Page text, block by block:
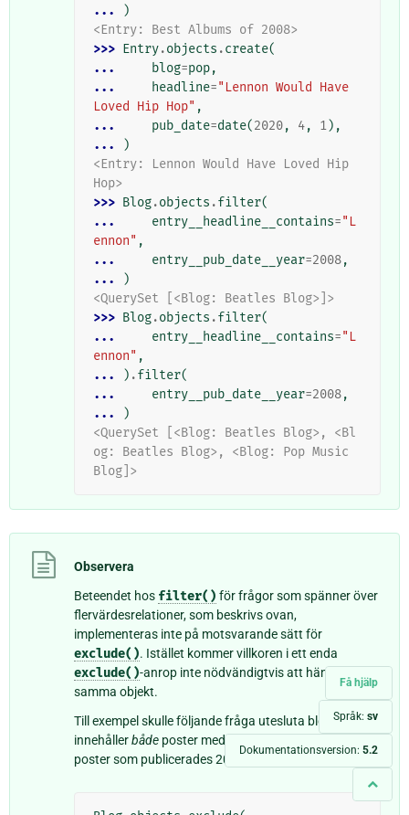
Få hjälp
Språk: sv
Dokumentationsversion: 5.2
...
)
<Entry: Best Albums of 2008>
>>> Entry.objects .create(
...
blog=pop,
...
headline="Lennon Would Have
Loved Hip Hop" ,
...
pub_date=date(2020, 4, 1),
...
)
<Entry: Lennon Would Have Loved Hip
Hop>
>>> Blog.objects .filter(
...
entry__headline__contains="L
ennon" ,
...
entry__pub_date__year=2008,
...
)
<QuerySet [<Blog: Beatles Blog>]>
>>> Blog.objects .filter(
...
entry__headline__contains="L
ennon" ,
...
) .filter(
...
entry__pub_date__year=2008,
...
)
<QuerySet [<Blog: Beatles Blog>, <Bl
og: Beatles Blog>, <Blog: Pop Music
Blog]>
Observera
Beteendet hos filter() för frågor som spänner över
flervärdesrelationer, som beskrivs ovan,
implementeras inte på motsvarande sätt för
exclude(). Istället kommer villkoren i ett enda
exclude()-anrop inte nödvändigtvis att hänvisa till
samma objekt.
Till exempel skulle följande fråga utesluta bloggar som
innehållerbåde poster med
poster som publicerades 2008: